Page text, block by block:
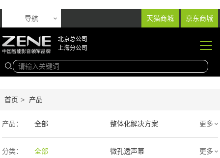
天猫商城 京东商城
导航
北京总公司
上海分公司
首页 > 产品
产品： 全部 整体化解决方案
音响产品 投影产品
更多
分类： 全部 微孔透声幕 更多